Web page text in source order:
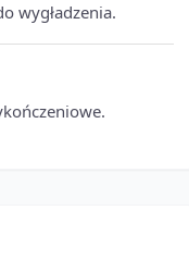
wygładzenia.